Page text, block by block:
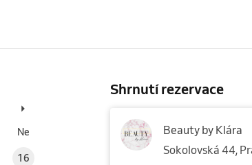
Ne
16
Shrnutí rezervace
Beauty by Klára
Sokolovská 44,